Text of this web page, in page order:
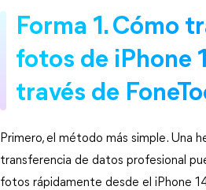
Forma 1. Cómo
fotos de iPhone
través de
Primero, el método más simple. Una
transferencia de datos profesional
fotos rápidamente desde el iPhone